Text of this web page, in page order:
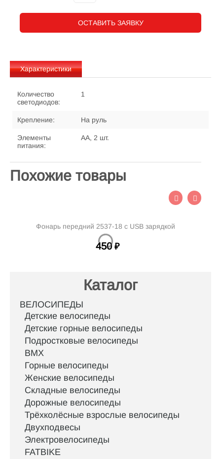
ОСТАВИТЬ ЗАЯВКУ
Характеристики
Количество
светодиодов:
1
Крепление: На руль
Элементы
питания:
АА, 2 шт.
Похожие товары
Фонарь передний 2537-18 с USB зарядкой
450 ₽
Каталог
ВЕЛОСИПЕДЫ
Детские велосипеды
Детские горные велосипеды
Подростковые велосипеды
BMX
Горные велосипеды
Женские велосипеды
Складные велосипеды
Дорожные велосипеды
Трёхколёсные взрослые велосипеды
Двухподвесы
Электровелосипеды
FATBIKE